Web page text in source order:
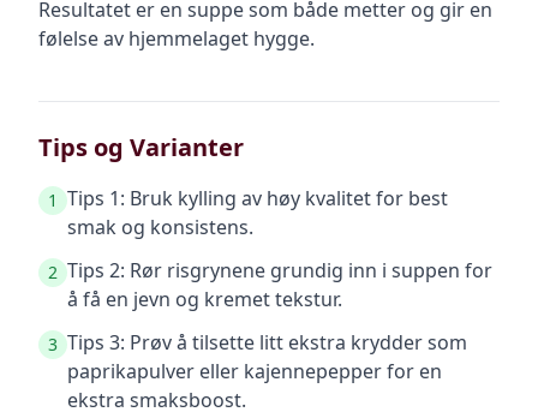
Resultatet er en suppe som både metter og gir en
følelse av hjemmelaget hygge.
Tips og Varianter
1 Tips 1: Bruk kylling av høy kvalitet for best
smak og konsistens.
2 Tips 2: Rør risgrynene grundig inn i suppen for
å få en jevn og kremet tekstur.
3 Tips 3: Prøv å tilsette litt ekstra krydder som
paprikapulver eller kajennepepper for en
ekstra smaksboost.